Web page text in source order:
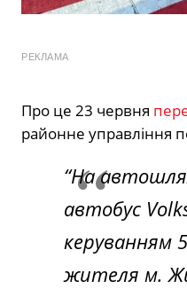
РЕКЛАМА
Про це 23 червня
районне управління
“На
автобус
керуванням
жителя м.